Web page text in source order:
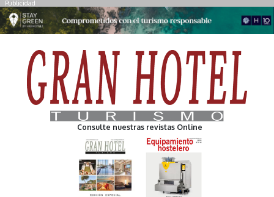
Publicidad
Consulte nuestras revistas Online